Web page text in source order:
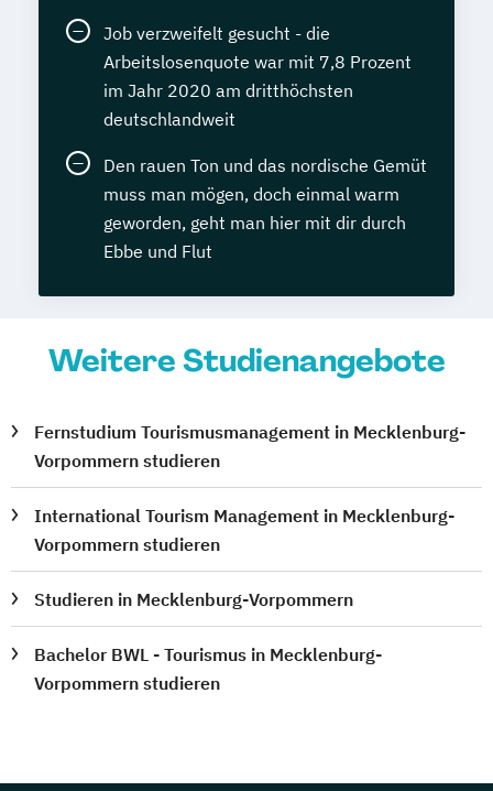
Job verzweifelt gesucht - die
Arbeitslosenquote war mit 7,8 Prozent
im Jahr 2020 am dritthöchsten
deutschlandweit
Den rauen Ton und das nordische Gemüt
muss man mögen, doch einmal warm
geworden, geht man hier mit dir durch
Ebbe und Flut
Weitere Studienangebote
Fernstudium Tourismusmanagement in Mecklenburg-
Vorpommern studieren
International Tourism Management in Mecklenburg-
Vorpommern studieren
Studieren in Mecklenburg-Vorpommern
Bachelor BWL - Tourismus in Mecklenburg-
Vorpommern studieren